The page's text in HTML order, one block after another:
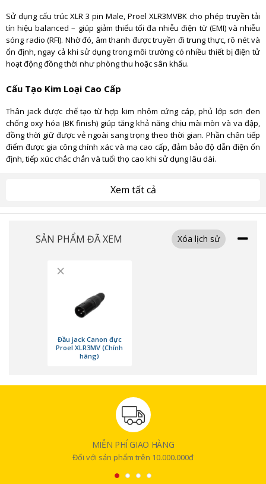
Sử dụng cấu trúc XLR 3 pin Male, Proel XLR3MVBK cho phép truyền tải
tín hiệu balanced – giúp giảm thiểu tối đa nhiễu điện từ (EMI) và nhiễu
sóng radio (RFI). Nhờ đó, âm thanh được truyền đi trung thực, rõ nét và
ổn định, ngay cả khi sử dụng trong môi trường có nhiều thiết bị điện tử
hoạt động đồng thời như phòng thu hoặc sân khấu.
Cấu Tạo Kim Loại Cao Cấp
Thân jack được chế tạo từ hợp kim nhôm cứng cáp, phủ lớp sơn đen
chống oxy hóa (BK finish) giúp tăng khả năng chịu mài mòn và va đập,
đồng thời giữ được vẻ ngoài sang trọng theo thời gian. Phần chân tiếp
điểm được gia công chính xác và mạ cao cấp, đảm bảo độ dẫn điện ổn
định, tiếp xúc chắc chắn và tuổi thọ cao khi sử dụng lâu dài.
jack cắm vào đầu cái (female connector) luôn cố định, tránh tình trạng
Xem tất cả
SẢN PHẨM ĐÃ XEM Xóa lịch sử
×
Đầu jack Canon đực
Proel XLR3MV (Chính
hãng)
MIỄN PHÍ GIAO HÀNG
Đối với sản phẩm trên 10.000.000đ